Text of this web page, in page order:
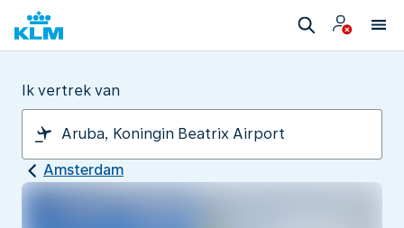
Ik vertrek van
Amsterdam